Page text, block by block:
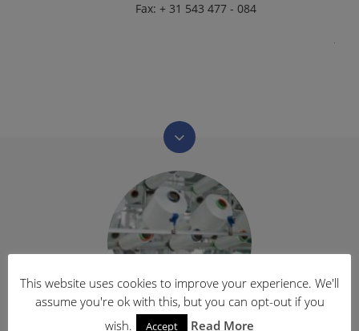
Geschäftsbedingungen
Datenschutzerklärung
Haftungsausschluss
Startseite
Unternehmen
Fax: + 31 543 477 - 084
Filamentgarn
This website uses cookies to improve your experience. We'll
assume you're ok with this, but you can opt-out if you
wish.
Accept Read More